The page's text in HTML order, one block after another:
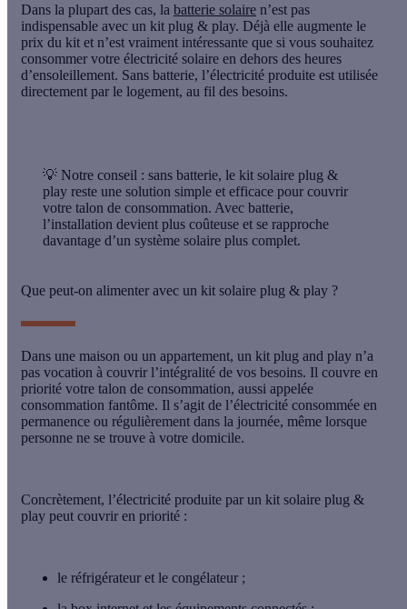
Dans la plupart des cas, la batterie solaire n’est pas
indispensable avec un kit plug & play. Déjà elle augmente le
prix du kit et n’est vraiment intéressante que si vous souhaitez
consommer votre électricité solaire en dehors des heures
d’ensoleillement. Sans batterie, l’électricité produite est utilisée
directement par le logement, au fil des besoins.
💡 Notre conseil : sans batterie, le kit solaire plug &
play reste une solution simple et efficace pour couvrir
votre talon de consommation. Avec batterie,
l’installation devient plus coûteuse et se rapproche
davantage d’un système solaire plus complet.
Que peut-on alimenter avec un kit solaire plug & play ?
Dans une maison ou un appartement, un kit plug and play n’a
pas vocation à couvrir l’intégralité de vos besoins. Il couvre en
priorité votre talon de consommation, aussi appelée
consommation fantôme. Il s’agit de l’électricité consommée en
permanence ou régulièrement dans la journée, même lorsque
personne ne se trouve à votre domicile.
Concrètement, l’électricité produite par un kit solaire plug &
play peut couvrir en priorité :
le réfrigérateur et le congélateur ;